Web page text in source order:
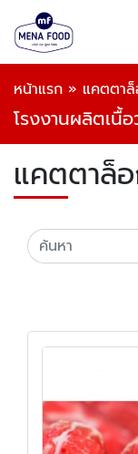
หน้าแรก » แคตตา
โรงงานผลิตเ
แคตตาล็